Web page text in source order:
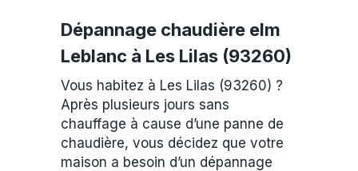
Dépannage chaudière elm
Leblanc à Les Lilas (93260)
Vous habitez à Les Lilas (93260) ?
Après plusieurs jours sans
chauffage à cause d’une panne de
chaudière, vous décidez que votre
maison a besoin d’un dépannage